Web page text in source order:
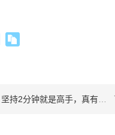
是高手，真有人可以坚持20分钟吗？